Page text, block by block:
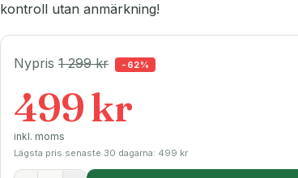
kontroll utan anmärkning!
Nypris 1 299kr - 62%
499 kr
inkl. moms
Lägsta pris senaste 30 dagarna: 499 kr